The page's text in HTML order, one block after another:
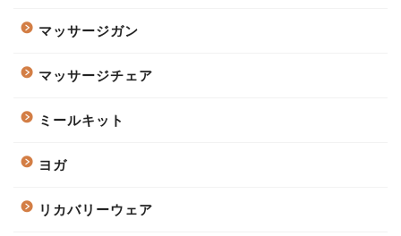
マッサージガン
マッサージチェア
ミールキット
ヨガ
リカバリーウェア